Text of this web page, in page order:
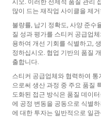
시오. 이러한 선제적 품질 관리
많이 드는 재작업 사이클을 제
불량률, 납기 정확도, 사양 준수
질 성과 평가를 스티커 공급업
용하여 개선 기회를 식별하고,
정하십시오. 협업 기반의 품질
출합니다.
스티커 공급업체와 협력하여
으로써 생산 과정 중 주요 품질
도화된 접근 방식은 품질 데이
에 공정 변동을 공동으로 식별
에 대한 투자는 일반적으로 일